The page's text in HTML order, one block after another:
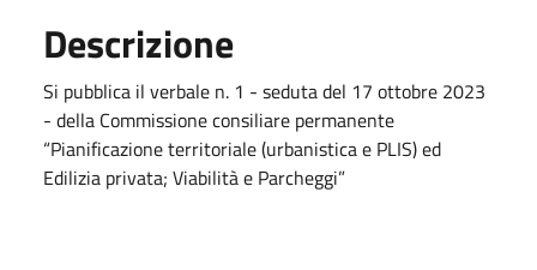
Descrizione
Si pubblica il verbale n. 1 - seduta del 17 ottobre 2023
- della Commissione consiliare permanente
“Pianificazione territoriale (urbanistica e PLIS) ed
Edilizia privata; Viabilità e Parcheggi”